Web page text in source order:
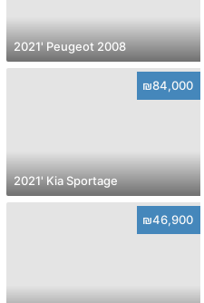
2021' Peugeot 2008
₪84,000
2021' Kia Sportage
₪46,900